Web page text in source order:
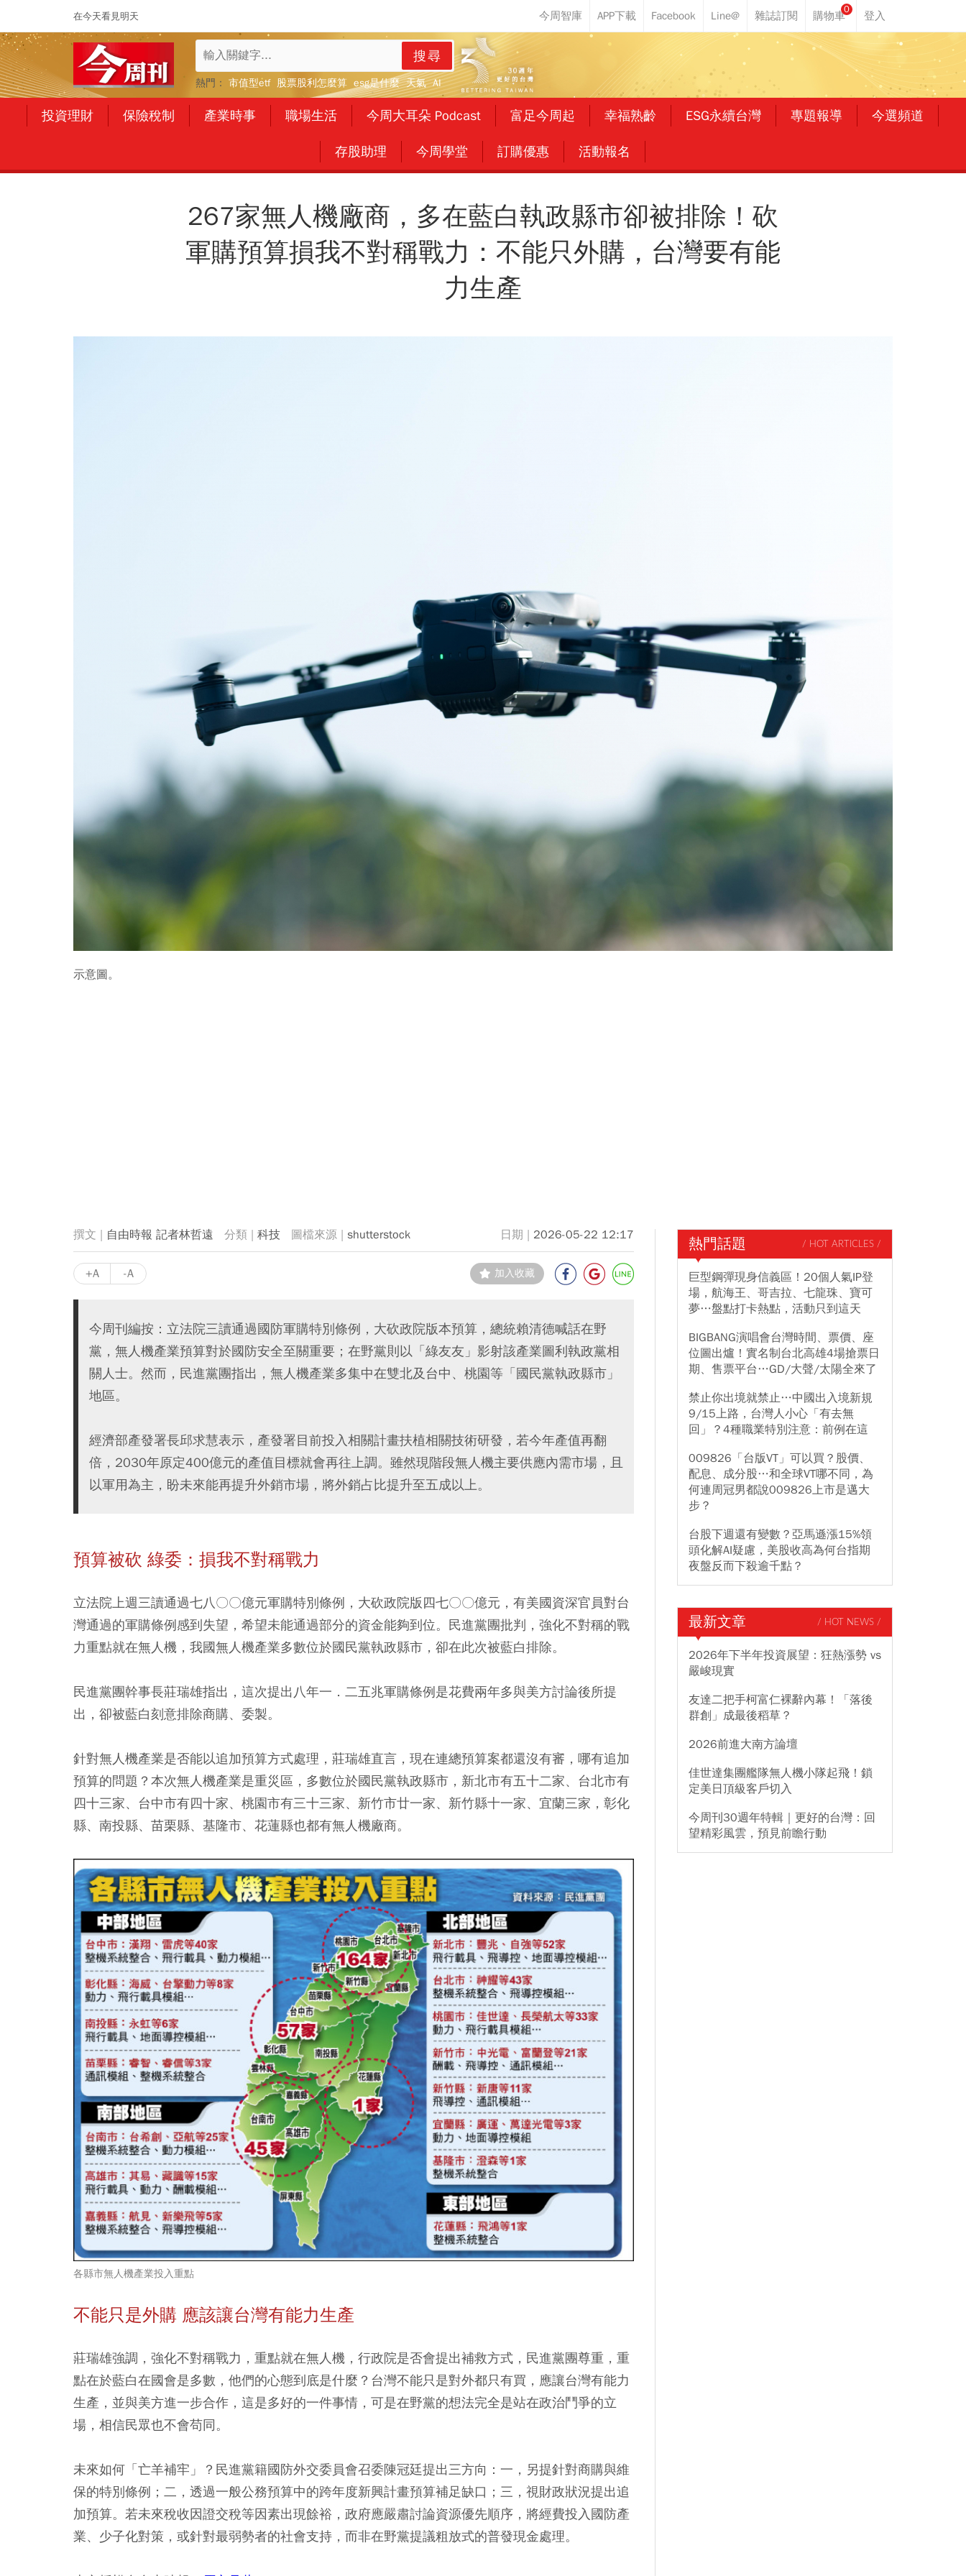
在今天看見明天
0
搜尋
熱門： 市值型etf 股票股利怎麼算 esg是什麼 天氣 AI
投資理財 保險稅制 產業時事 職場生活 今周大耳朵 Podcast 富足今周起 幸福熟齡 ESG永續台灣 專題報導 今選頻道
存股助理 今周學堂 訂購優惠 活動報名
267家無人機廠商，多在藍白執政縣市卻被排除！砍
軍購預算損我不對稱戰力：不能只外購，台灣要有能
力生產
示意圖。
自由時報 記者林哲遠 科技 shutterstock 2026-05-22 12:17
+A -A 加入收藏
今周刊編按：立法院三讀通過國防軍購特別條例，大砍政院版本預算，總統賴清德喊話在野
黨，無人機產業預算對於國防安全至關重要；在野黨則以「綠友友」影射該產業圖利執政黨相
關人士。然而，民進黨團指出，無人機產業多集中在雙北及台中、桃園等「國民黨執政縣市」
地區。
經濟部產發署長邱求慧表示，產發署目前投入相關計畫扶植相關技術研發，若今年產值再翻
倍，2030年原定400億元的產值目標就會再往上調。雖然現階段無人機主要供應內需市場，且
以軍用為主，盼未來能再提升外銷市場，將外銷占比提升至五成以上。
預算被砍 綠委：損我不對稱戰力
立法院上週三讀通過七八〇〇億元軍購特別條例，大砍政院版四七〇〇億元，有美國資深官員對台
灣通過的軍購條例感到失望，希望未能通過部分的資金能夠到位。民進黨團批判，強化不對稱的戰
力重點就在無人機，我國無人機產業多數位於國民黨執政縣市，卻在此次被藍白排除。
民進黨團幹事長莊瑞雄指出，這次提出八年一．二五兆軍購條例是花費兩年多與美方討論後所提
出，卻被藍白刻意排除商購、委製。
針對無人機產業是否能以追加預算方式處理，莊瑞雄直言，現在連總預算案都還沒有審，哪有追加
預算的問題？本次無人機產業是重災區，多數位於國民黨執政縣市，新北市有五十二家、台北市有
四十三家、台中市有四十家、桃園市有三十三家、新竹市廿一家、新竹縣十一家、宜蘭三家，彰化
縣、南投縣、苗栗縣、基隆市、花蓮縣也都有無人機廠商。
各縣市無人機產業投入重點
不能只是外購 應該讓台灣有能力生產
莊瑞雄強調，強化不對稱戰力，重點就在無人機，行政院是否會提出補救方式，民進黨團尊重，重
點在於藍白在國會是多數，他們的心態到底是什麼？台灣不能只是對外都只有買，應讓台灣有能力
生產，並與美方進一步合作，這是多好的一件事情，可是在野黨的想法完全是站在政治鬥爭的立
場，相信民眾也不會苟同。
未來如何「亡羊補牢」？民進黨籍國防外交委員會召委陳冠廷提出三方向：一，另提針對商購與維
保的特別條例；二，透過一般公務預算中的跨年度新興計畫預算補足缺口；三，視財政狀況提出追
加預算。若未來稅收因證交稅等因素出現餘裕，政府應嚴肅討論資源優先順序，將經費投入國防產
業、少子化對策，或針對最弱勢者的社會支持，而非在野黨提議粗放式的普發現金處理。
熱門話題 / HOT ARTICLES /
巨型鋼彈現身信義區！20個人氣IP登
場，航海王、哥吉拉、七龍珠、寶可
夢…盤點打卡熱點，活動只到這天
BIGBANG演唱會台灣時間、票價、座
位圖出爐！實名制台北高雄4場搶票日
期、售票平台…GD/大聲/太陽全來了
禁止你出境就禁止…中國出入境新規
9/15上路，台灣人小心「有去無
回」？4種職業特別注意：前例在這
009826「台版VT」可以買？股價、
配息、成分股…和全球VT哪不同，為
何連周冠男都說009826上市是邁大
步？
台股下週還有變數？亞馬遜漲15%領
頭化解AI疑慮，美股收高為何台指期
夜盤反而下殺逾千點？
最新文章 / HOT NEWS /
2026年下半年投資展望：狂熱漲勢 vs
嚴峻現實
友達二把手柯富仁裸辭內幕！「落後
群創」成最後稻草？
2026前進大南方論壇
佳世達集團艦隊無人機小隊起飛！鎖
定美日頂級客戶切入
今周刊30週年特輯｜更好的台灣：回
望精彩風雲，預見前瞻行動